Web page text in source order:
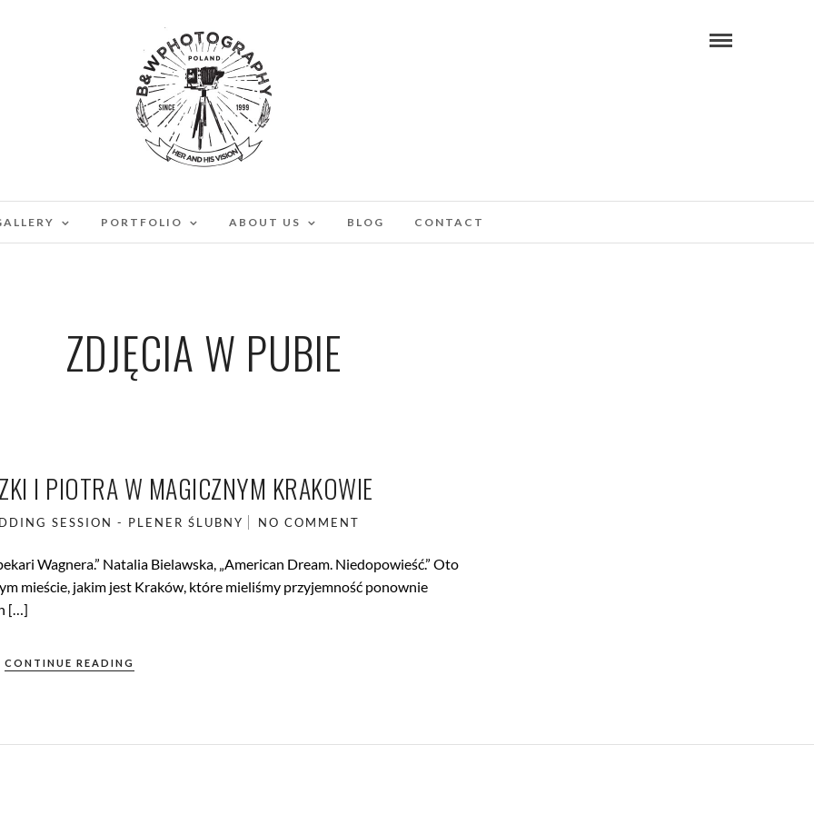
PORTFOLIO ABOUT US BLOG CONTACT
ZDJĘCIA W PUBIE
I PIOTRA W MAGICZNYM KRAKOWIE
SESSION - PLENER ŚLUBNY NO COMMENT
Wagnera.” Natalia Bielawska, „American Dream. Niedopowieść.” Oto
mieście, jakim jest Kraków, które mieliśmy przyjemność ponownie
[…]
CONTINUE READING